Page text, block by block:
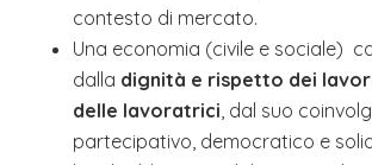
contesto di mercato.
Una economia (civile e sociale)
dalla dignità e rispetto dei
delle lavoratrici, dal suo
partecipativo, democratico e